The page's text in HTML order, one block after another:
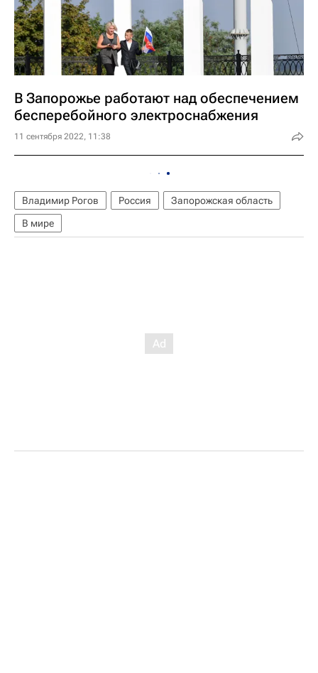
В Запорожье работают над обеспечением
бесперебойного электроснабжения
11 сентября 2022, 11:38
Владимир Рогов Россия
Запорожская область
В мире